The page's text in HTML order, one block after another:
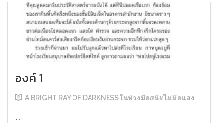
องค์ 1
A BRIGHT RAY OF DARKNESS ในห้วงมืดสนิทไม่มิดแสง
...